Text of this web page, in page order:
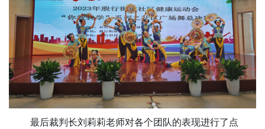
最后裁判长刘莉莉老师对各个团队的表现进行了点